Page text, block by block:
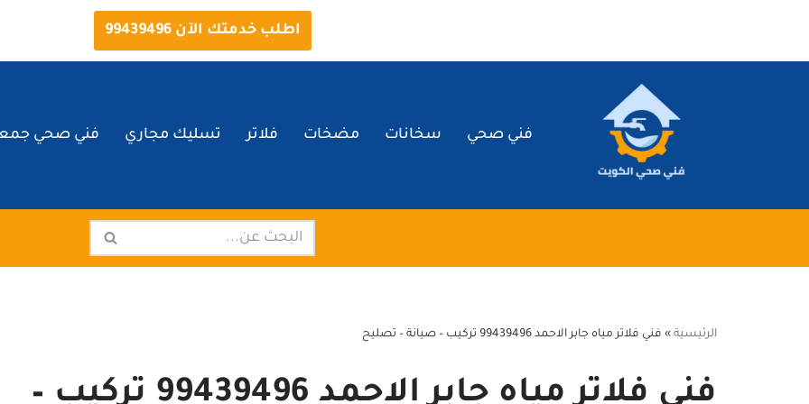
اطلب خدمتك الآن 99439496
فني صحي سخانات مضخات فلاتر تسليك مجاري فني صحي
الرئيسية » فني فلاتر مياه جابر الاحمد 99439496 تركيب – صيانة – تصليح
فني فلاتر مياه جابر الاحمد 99439496 تركيب –